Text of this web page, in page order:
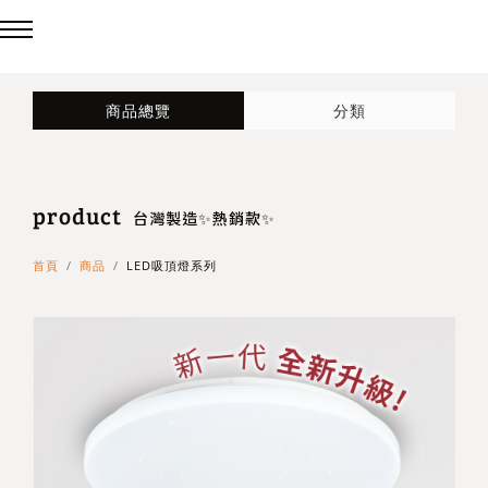
回主選單
台灣製造✨熱銷款✨
Panasonic 國際牌燈具
72w / 96w 系列
回主選單
造型吸頂燈
回主選單
壁燈
商品總覽 分類
product 台灣製造✨熱銷款✨
首頁 商品 LED吸頂燈系列